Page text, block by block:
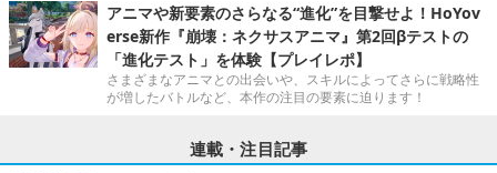
アニマや新要素のさらなる“進化”を目撃せよ！HoYov
erse新作『崩壊：ネクサスアニマ』第2回βテストの
「進化テスト」を体験【プレイレポ】
さまざまなアニマとの出会いや、スキルによってさらに戦略性
が増したバトルなど、本作の注目の要素に迫ります！
連載・注目記事